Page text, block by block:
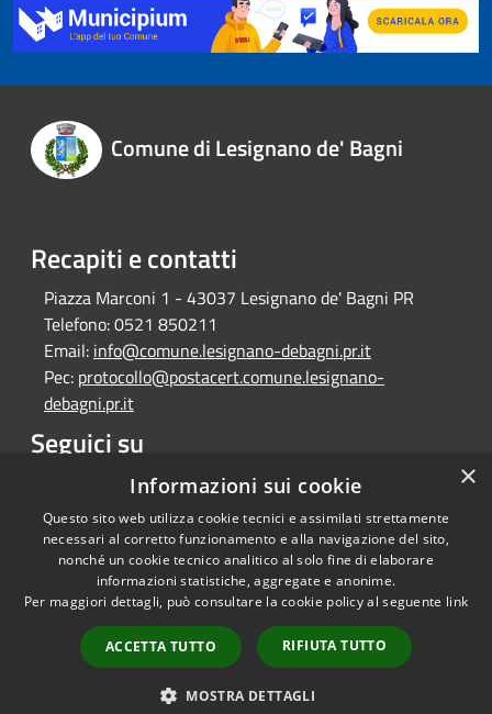
Comune di Lesignano de' Bagni
Recapiti e contatti
Piazza Marconi 1 - 43037 Lesignano de' Bagni PR
Telefono:0521 850211
Email: info@comune.lesignano-debagni.pr.it
Pec: protocollo@postacert.comune.lesignano-
debagni.pr.it
Seguici su
Facebook
Accessibilità
Copyright © 2026 • Comune di
Lesignano de' Bagni • Powered
byMunicipium
Accesso
redazione
×
Informazioni sui cookie
Questo sito web utilizza cookie tecnici e assimilati strettamente
necessari al corretto funzionamento e alla navigazione del sito,
nonché un cookie tecnico analitico al solo fine di elaborare
informazioni statistiche, aggregate e anonime.
Per maggiori dettagli, può consultare la cookie policy al seguente link
ACCETTA TUTTO RIFIUTA TUTTO
MOSTRA DETTAGLI